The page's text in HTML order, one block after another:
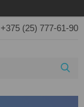
+375 (25) 777-61-90